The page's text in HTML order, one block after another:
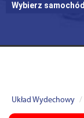
Wybierz samochód
Układ Wydechowy